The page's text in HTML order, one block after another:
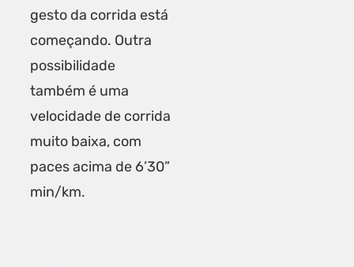
gesto da corrida está
começando. Outra
possibilidade
também é uma
velocidade de corrida
muito baixa, com
paces acima de 6’30”
min/km.